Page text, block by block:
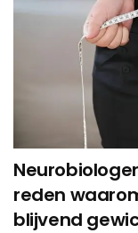
reden
blijvend